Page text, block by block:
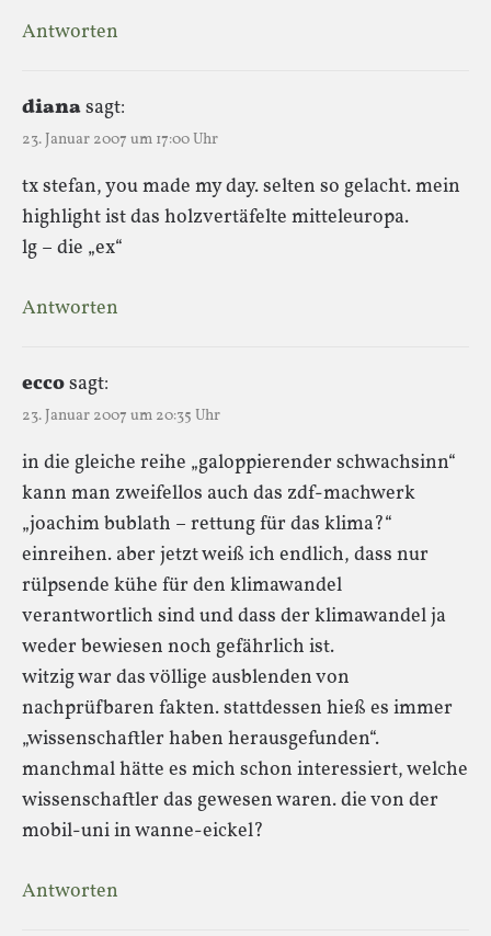
Antworten
dianasagt:
23. Januar 2007 um 17:00 Uhr
tx stefan, you made my day. selten so gelacht. mein
highlight ist das holzvertäfelte mitteleuropa.
lg – die „ex“
Antworten
eccosagt:
23. Januar 2007 um 20:35 Uhr
in die gleiche reihe „galoppierender schwachsinn“
kann man zweifellos auch das zdf-machwerk
„joachim bublath – rettung für das klima?“
einreihen. aber jetzt weiß ich endlich, dass nur
rülpsende kühe für den klimawandel
verantwortlich sind und dass der klimawandel ja
weder bewiesen noch gefährlich ist.
witzig war das völlige ausblenden von
nachprüfbaren fakten. stattdessen hieß es immer
„wissenschaftler haben herausgefunden“.
manchmal hätte es mich schon interessiert, welche
wissenschaftler das gewesen waren. die von der
mobil-uni in wanne-eickel?
Antworten